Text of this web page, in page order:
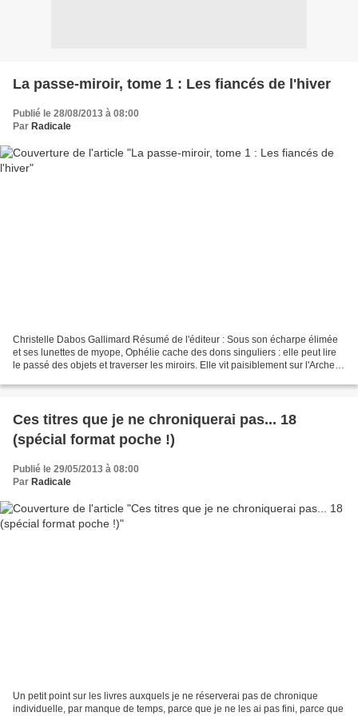
La passe-miroir, tome 1 : Les fiancés de l'hiver
Publié le 28/08/2013 à 08:00
Par Radicale
Christelle Dabos Gallimard Résumé de l'éditeur : Sous son écharpe élimée
et ses lunettes de myope, Ophélie cache des dons singuliers : elle peut lire
le passé des objets et traverser les miroirs. Elle vit paisiblement sur l'Arche
Ces titres que je ne chroniquerai pas... 18
(spécial format poche !)
Publié le 29/05/2013 à 08:00
Par Radicale
Un petit point sur les livres auxquels je ne réserverai pas de chronique
individuelle, par manque de temps, parce que je ne les ai pas fini, parce que